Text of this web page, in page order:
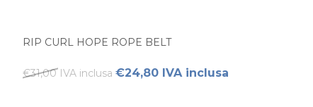
RIP CURL HOPE ROPE BELT
€31,00 IVA inclusa €24,80 IVA inclusa